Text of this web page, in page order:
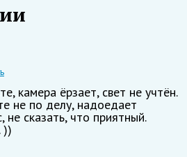
камера ёрзает, свет не учтён.
не по делу, надоедает
не сказать, что приятный.
))